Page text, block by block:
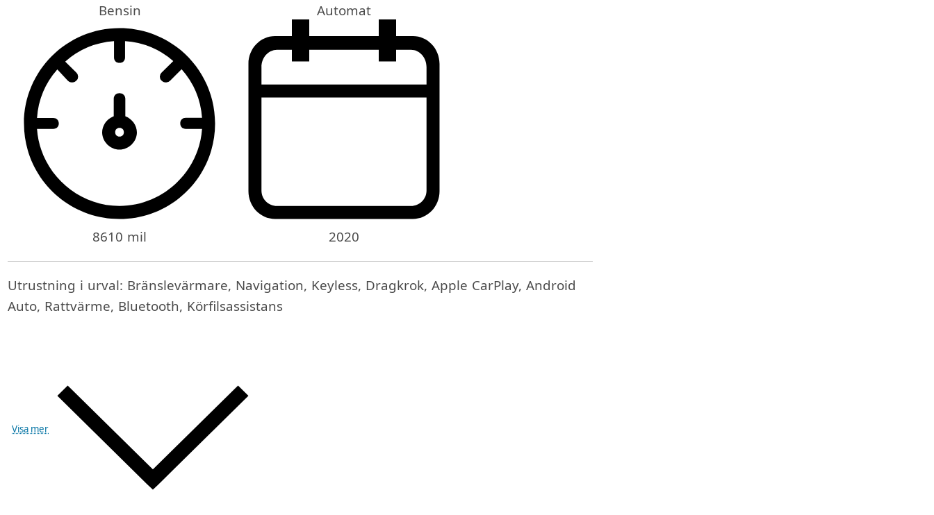
Bensin Automat
8610 mil 2020
Utrustning i urval: Bränslevärmare, Navigation, Keyless, Dragkrok, Apple CarPlay, Android
Auto, Rattvärme, Bluetooth, Körfilsassistans
Visa mer